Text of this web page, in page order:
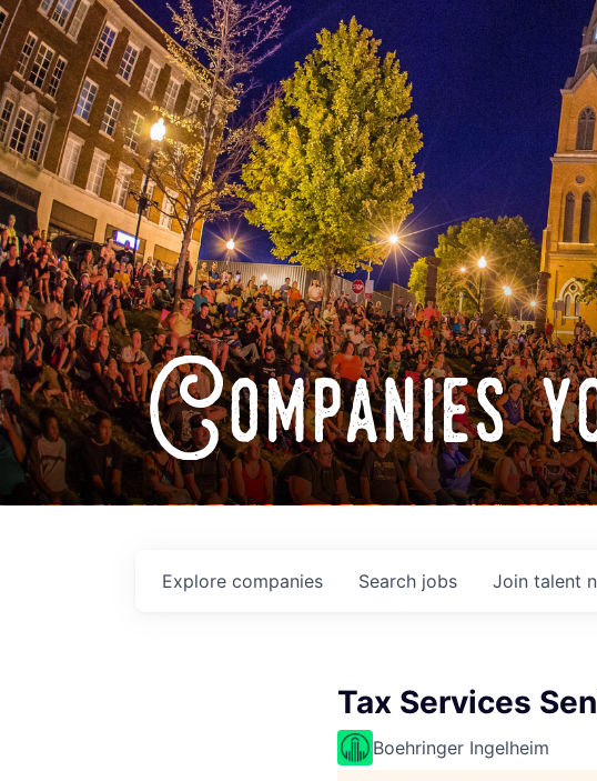
Search jobs
Explore companies Join talent
Tax Services
Boehringer Ingelheim